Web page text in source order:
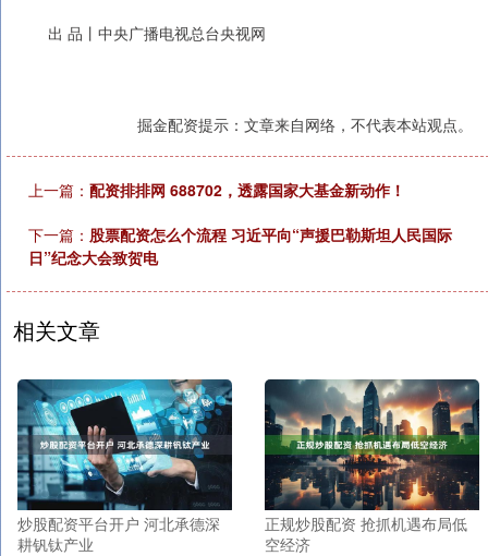
出 品丨中央广播电视总台央视网
掘金配资提示：文章来自网络，不代表本站观点。
上一篇： 配资排排网 688702，透露国家大基金新动作！
下一篇： 股票配资怎么个流程 习近平向“声援巴勒斯坦人民国际
日”纪念大会致贺电
相关文章
炒股配资平台开户 河北承德深
耕钒钛产业
正规炒股配资 抢抓机遇布局低
空经济